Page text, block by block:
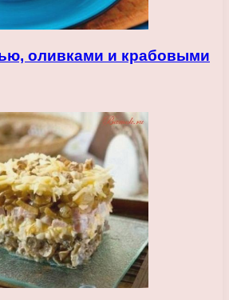
оливками и крабовыми